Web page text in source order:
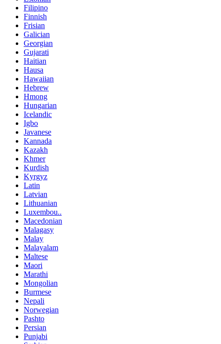
Filipino
Finnish
Frisian
Galician
Georgian
Gujarati
Haitian
Hausa
Hawaiian
Hebrew
Hmong
Hungarian
Icelandic
Igbo
Javanese
Kannada
Kazakh
Khmer
Kurdish
Kyrgyz
Latin
Latvian
Lithuanian
Luxembou..
Macedonian
Malagasy
Malay
Malayalam
Maltese
Maori
Marathi
Mongolian
Burmese
Nepali
Norwegian
Pashto
Persian
Punjabi